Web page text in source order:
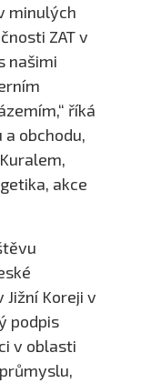
minulých
ZAT v
našimi
říká
obchodu,
akce
Jižní Koreji v
podpis
v oblasti